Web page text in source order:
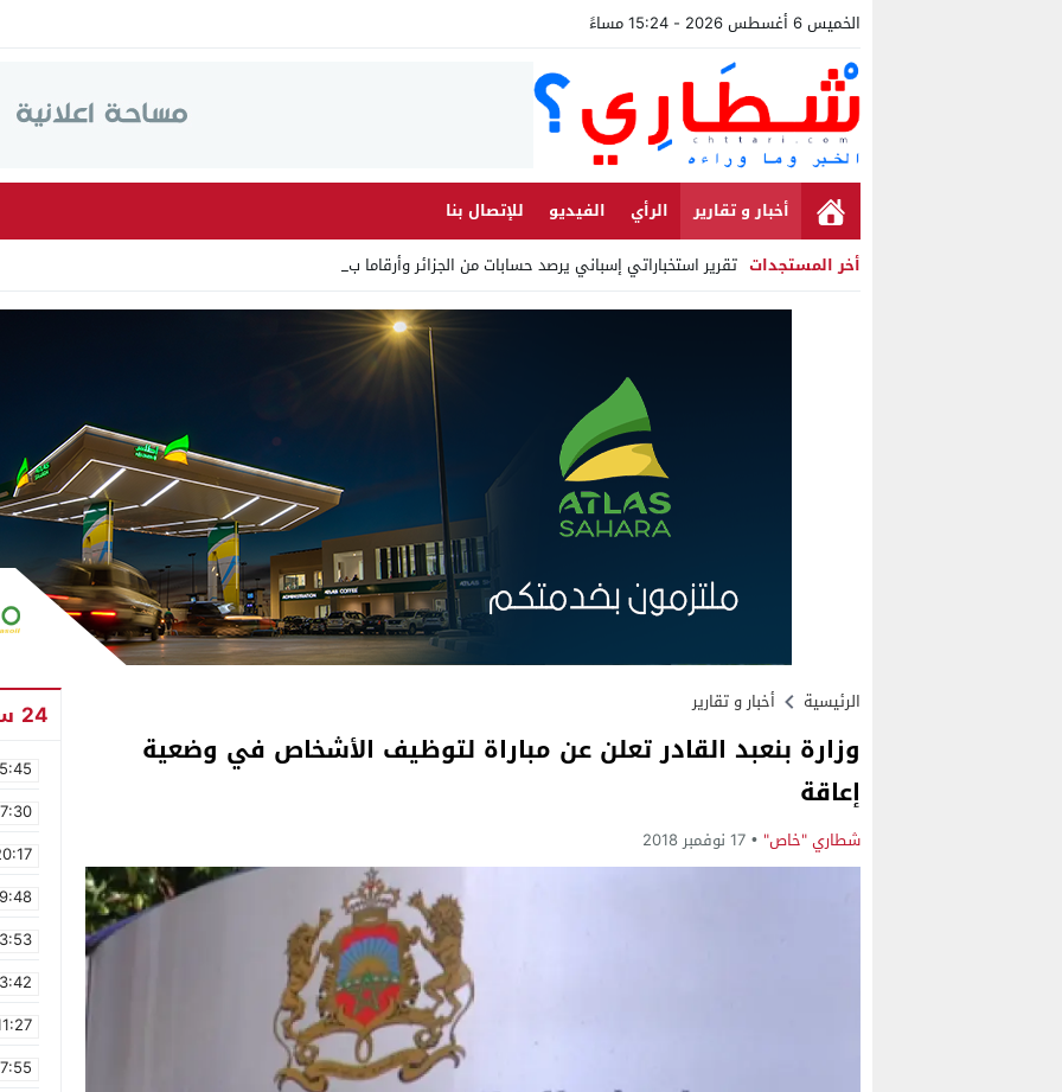
الخميس 6 أغسطس 2026 - 15:24 مساءً
أخبار و تقارير الرأي الفيديو
للإتصال بنا
أخر المستجدات تقرير استخباراتي إسباني يرصد حسابات من الجزائر وأرقاما بـ”213+” ضمن _
Stop
الرئيسية أخبار و تقارير
وزارة بنعبد القادر تعلن عن مباراة لتوظيف الأشخاص في وضعية
إعاقة
شطاري "خاص" 17 نوفمبر 2018
24 ساعة